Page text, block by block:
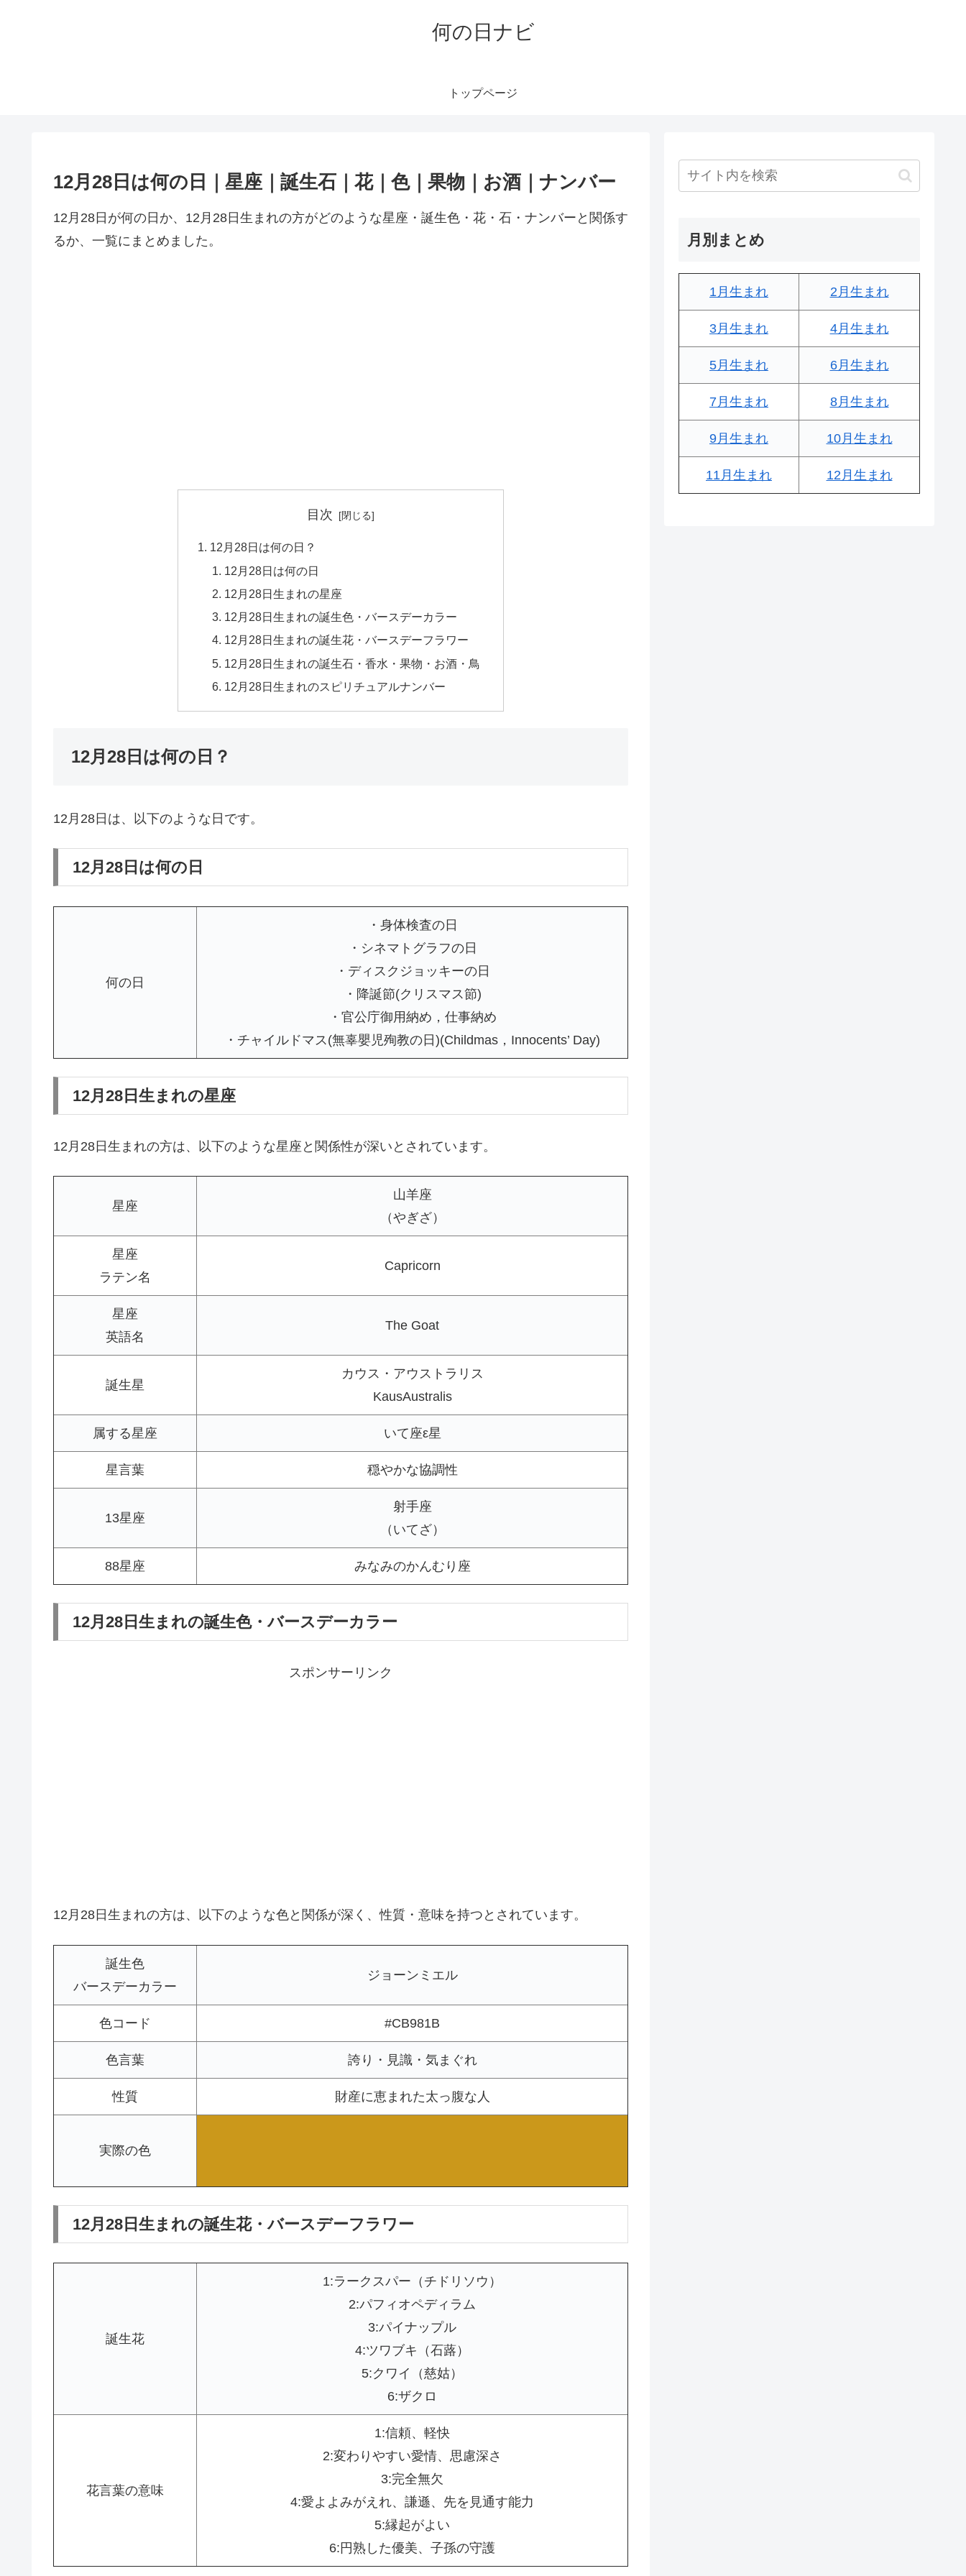
何の日ナビ
トップページ
12月28日は何の日｜星座｜誕生石｜花｜色｜果物｜お酒｜ナンバー
12月28日が何の日か、12月28日生まれの方がどのような星座・誕生色・花・石・ナンバーと関係す
るか、一覧にまとめました。
目次
12月28日は何の日？
12月28日は何の日
12月28日生まれの星座
12月28日生まれの誕生色・バースデーカラー
12月28日生まれの誕生花・バースデーフラワー
12月28日生まれの誕生石・香水・果物・お酒・鳥
12月28日生まれのスピリチュアルナンバー
12月28日は何の日？
12月28日は、以下のような日です。
12月28日は何の日
何の日
・身体検査の日
・シネマトグラフの日
・ディスクジョッキーの日
・降誕節(クリスマス節)
・官公庁御用納め，仕事納め
・チャイルドマス(無辜嬰児殉教の日)(Childmas，Innocents’ Day)
12月28日生まれの星座
12月28日生まれの方は、以下のような星座と関係性が深いとされています。
星座
山羊座
（やぎざ）
星座
ラテン名
Capricorn
星座
英語名
The Goat
誕生星
カウス・アウストラリス
KausAustralis
属する星座 いて座ε星
星言葉 穏やかな協調性
13星座
射手座
（いてざ）
88星座 みなみのかんむり座
12月28日生まれの誕生色・バースデーカラー
スポンサーリンク
12月28日生まれの方は、以下のような色と関係が深く、性質・意味を持つとされています。
誕生色
バースデーカラー
ジョーンミエル
色コード #CB981B
色言葉 誇り・見識・気まぐれ
性質 財産に恵まれた太っ腹な人
実際の色
12月28日生まれの誕生花・バースデーフラワー
誕生花
1:ラークスパー（チドリソウ）
2:パフィオペディラム
3:パイナップル
4:ツワブキ（石蕗）
5:クワイ（慈姑）
6:ザクロ
花言葉の意味
1:信頼、軽快
2:変わりやすい愛情、思慮深さ
3:完全無欠
4:愛よよみがえれ、謙遜、先を見通す能力
5:縁起がよい
6:円熟した優美、子孫の守護
月別まとめ
1月生まれ 2月生まれ
3月生まれ 4月生まれ
5月生まれ 6月生まれ
7月生まれ 8月生まれ
9月生まれ 10月生まれ
11月生まれ 12月生まれ